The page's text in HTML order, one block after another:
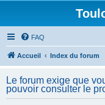
FAQ
Accueil Index du forum
Le forum exige que
pouvoir consulter le